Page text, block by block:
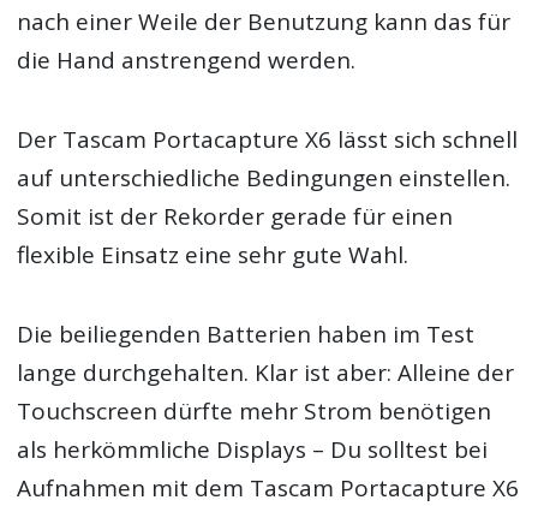
nach einer Weile der Benutzung kann das für
die Hand anstrengend werden.
Der Tascam Portacapture X6 lässt sich schnell
auf unterschiedliche Bedingungen einstellen.
Somit ist der Rekorder gerade für einen
flexible Einsatz eine sehr gute Wahl.
Die beiliegenden Batterien haben im Test
lange durchgehalten. Klar ist aber: Alleine der
Touchscreen dürfte mehr Strom benötigen
als herkömmliche Displays – Du solltest bei
Aufnahmen mit dem Tascam Portacapture X6